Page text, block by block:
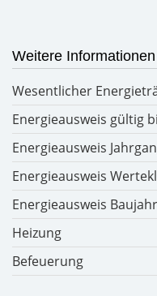
Weitere Informationen
Wesentlicher
Energieausweis gültig
Energieausweis
Energieausweis
Energieausweis Baujahr
Heizung
Befeuerung